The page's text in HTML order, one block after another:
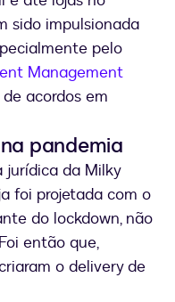
sido impulsionada
pelo
Management
acordos em
pandemia
jurídica da Milky
foi projetada com o
do lockdown, não
então que,
o delivery de